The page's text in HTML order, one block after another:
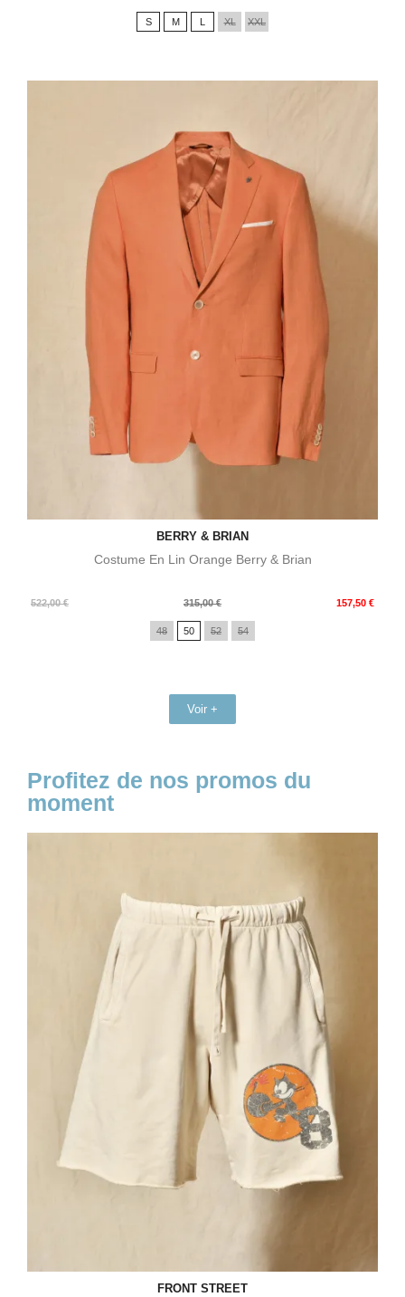
S M L XL XXL
BERRY & BRIAN
Costume En Lin Orange Berry & Brian
522,00 €
Prix
315,00 € 157,50 €
Prix
48 50 52 54
Voir +
Profitez de nos promos du
moment
FRONT STREET